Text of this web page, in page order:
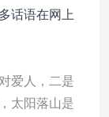
话语在网上
爱人，二是
太阳落山是